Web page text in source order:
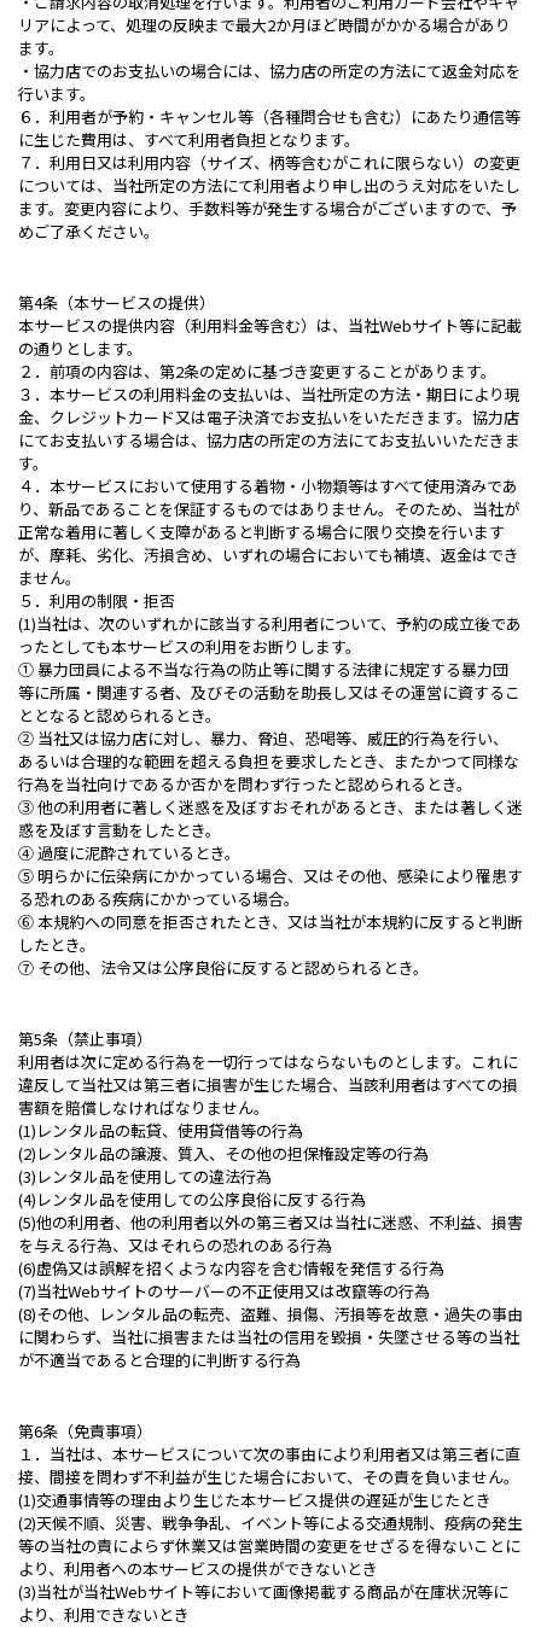
リアによって、処理の反映まで最大2か月ほど時間がかかる場合があり
ます。
・協力店でのお支払いの場合には、協力店の所定の方法にて返金対応を
行います。
６．利用者が予約・キャンセル等（各種問合せも含む）にあたり通信等
に生じた費用は、すべて利用者負担となります。
７．利用日又は利用内容（サイズ、柄等含むがこれに限らない）の変更
については、当社所定の方法にて利用者より申し出のうえ対応をいたし
ます。変更内容により、手数料等が発生する場合がございますので、予
めご了承ください。
第4条（本サービスの提供）
本サービスの提供内容（利用料金等含む）は、当社Webサイト等に記載
の通りとします。
２．前項の内容は、第2条の定めに基づき変更することがあります。
３．本サービスの利用料金の支払いは、当社所定の方法・期日により現
金、クレジットカード又は電子決済でお支払いをいただきます。協力店
にてお支払いする場合は、協力店の所定の方法にてお支払いいただきま
す。
４．本サービスにおいて使用する着物・小物類等はすべて使用済みであ
り、新品であることを保証するものではありません。そのため、当社が
正常な着用に著しく支障があると判断する場合に限り交換を行います
が、摩耗、劣化、汚損含め、いずれの場合においても補填、返金はでき
ません。
５．利用の制限・拒否
(1)当社は、次のいずれかに該当する利用者について、予約の成立後であ
ったとしても本サービスの利用をお断りします。
① 暴力団員による不当な行為の防止等に関する法律に規定する暴力団
等に所属・関連する者、及びその活動を助長し又はその運営に資するこ
ととなると認められるとき。
② 当社又は協力店に対し、暴力、脅迫、恐喝等、威圧的行為を行い、
あるいは合理的な範囲を超える負担を要求したとき、またかつて同様な
行為を当社向けであるか否かを問わず行ったと認められるとき。
③ 他の利用者に著しく迷惑を及ぼすおそれがあるとき、または著しく迷
惑を及ぼす言動をしたとき。
④ 過度に泥酔されているとき。
⑤ 明らかに伝染病にかかっている場合、又はその他、感染により罹患す
る恐れのある疾病にかかっている場合。
⑥ 本規約への同意を拒否されたとき、又は当社が本規約に反すると判断
したとき。
⑦ その他、法令又は公序良俗に反すると認められるとき。
第5条（禁止事項）
利用者は次に定める行為を一切行ってはならないものとします。これに
違反して当社又は第三者に損害が生じた場合、当該利用者はすべての損
害額を賠償しなければなりません。
(1)レンタル品の転貸、使用貸借等の行為
(2)レンタル品の譲渡、質入、その他の担保権設定等の行為
(3)レンタル品を使用しての違法行為
(4)レンタル品を使用しての公序良俗に反する行為
(5)他の利用者、他の利用者以外の第三者又は当社に迷惑、不利益、損害
を与える行為、又はそれらの恐れのある行為
(6)虚偽又は誤解を招くような内容を含む情報を発信する行為
(7)当社Webサイトのサーバーの不正使用又は改竄等の行為
(8)その他、レンタル品の転売、盗難、損傷、汚損等を故意・過失の事由
に関わらず、当社に損害または当社の信用を毀損・失墜させる等の当社
が不適当であると合理的に判断する行為
第6条（免責事項）
１．当社は、本サービスについて次の事由により利用者又は第三者に直
接、間接を問わず不利益が生じた場合において、その責を負いません。
(1)交通事情等の理由より生じた本サービス提供の遅延が生じたとき
(2)天候不順、災害、戦争争乱、イベント等による交通規制、疫病の発生
等の当社の責によらず休業又は営業時間の変更をせざるを得ないことに
より、利用者への本サービスの提供ができないとき
(3)当社が当社Webサイト等において画像掲載する商品が在庫状況等に
より、利用できないとき